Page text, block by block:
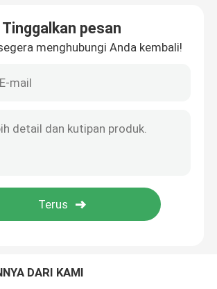
Tinggalkan pesan
menghubungi Anda kembali!
DARI KAMI